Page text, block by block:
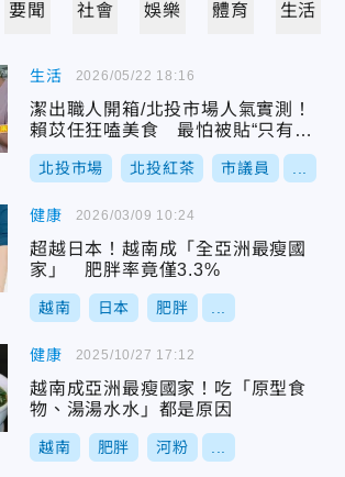
要聞 社會 娛樂 體育 生活
生活
潔出職人開箱/北投市場人氣實測！
賴苡任狂嗑美食 最怕被貼“只有帥”
標籤
北投市場 北投紅茶 市議員
2026/05/22 18:16
健康
超越日本！越南成「全亞洲最瘦國
家」 肥胖率竟僅3.3%
越南 日本 肥胖
2026/03/09 10:24
健康
越南成亞洲最瘦國家！吃「原型食
物、湯湯水水」都是原因
越南 肥胖 河粉
2025/10/27 17:12